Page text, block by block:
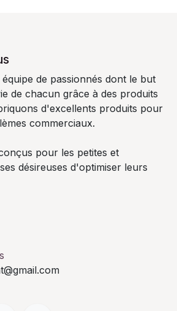
de passionnés dont le but
de chacun grâce à des produits
d'excellents produits pour
commerciaux.
pour les petites et
désireuses d'optimiser leurs